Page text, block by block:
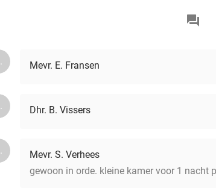
Mevr. E. Fransen
Dhr. B. Vissers
Mevr. S. Verhees
gewoon in orde. kleine kamer voor 1 nacht